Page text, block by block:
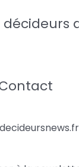
décideurs